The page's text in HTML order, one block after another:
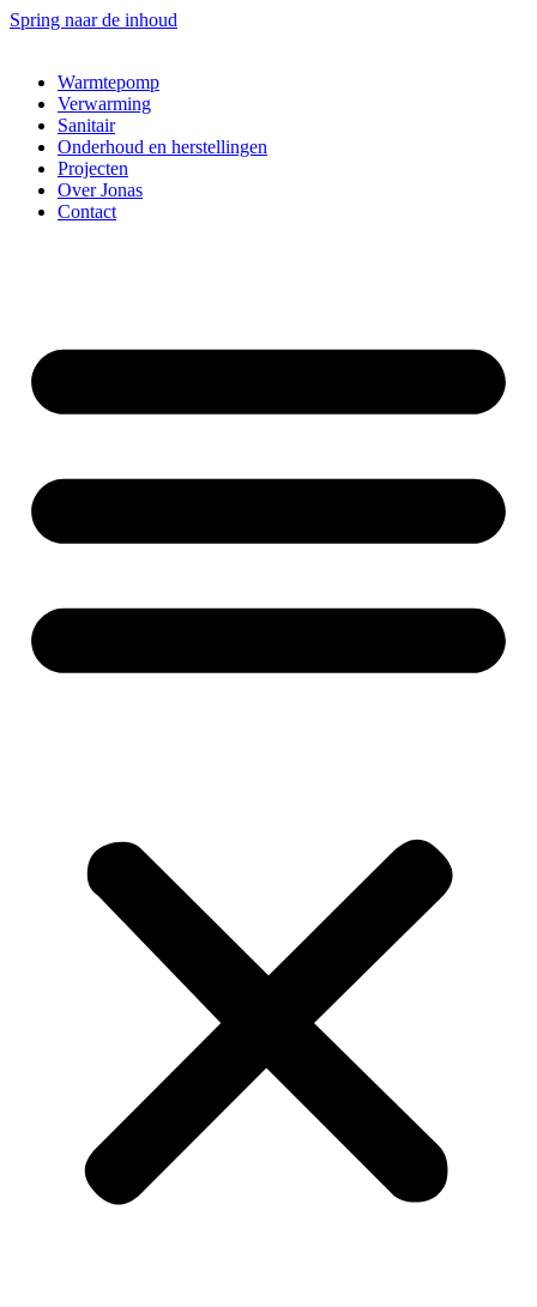
Spring naar de inhoud
Warmtepomp
Verwarming
Sanitair
Onderhoud en herstellingen
Projecten
Over Jonas
Contact